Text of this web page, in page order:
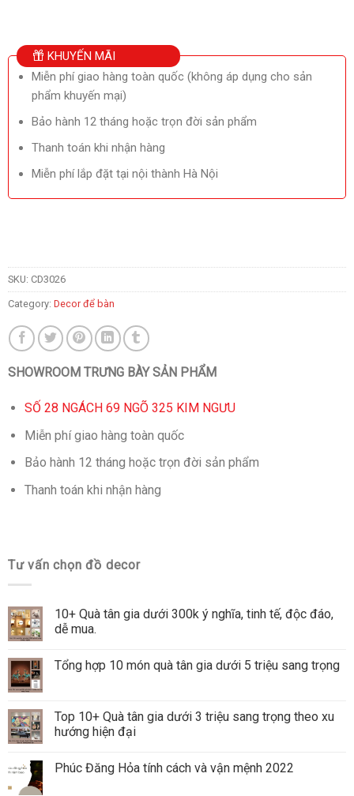
KHUYẾN MÃI
Miễn phí giao hàng toàn quốc (không áp dụng cho sản
phẩm khuyến mại)
Bảo hành 12 tháng hoặc trọn đời sản phẩm
Thanh toán khi nhận hàng
Miễn phí lắp đặt tại nội thành Hà Nội
SKU: CD3026
Category: Decor để bàn
SHOWROOM TRƯNG BÀY SẢN PHẨM
SỐ 28 NGÁCH 69 NGÕ 325 KIM NGƯU
Miễn phí giao hàng toàn quốc
Bảo hành 12 tháng hoặc trọn đời sản phẩm
Thanh toán khi nhận hàng
Tư vấn chọn đồ decor
10+ Quà tân gia dưới 300k ý nghĩa, tinh tế, độc đáo,
dễ mua.
Tổng hợp 10 món quà tân gia dưới 5 triệu sang trọng
Top 10+ Quà tân gia dưới 3 triệu sang trọng theo xu
hướng hiện đại
Phúc Đăng Hỏa tính cách và vận mệnh 2022